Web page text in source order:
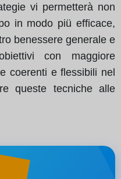
vi permetterà non
in modo piü efficace,
benessere generale e
con maggiore
coerenti e flessibili nel
queste tecniche alle